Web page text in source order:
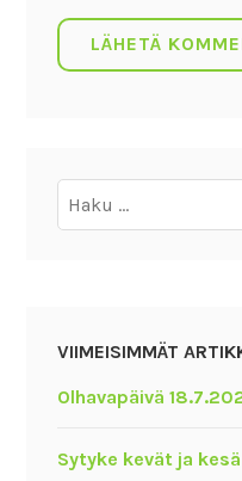
VIIMEISIMMÄT
Olhavapäivä
Sytyke kevät ja